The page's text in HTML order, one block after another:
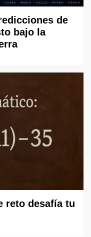
de
bajo la
reto desafía tu